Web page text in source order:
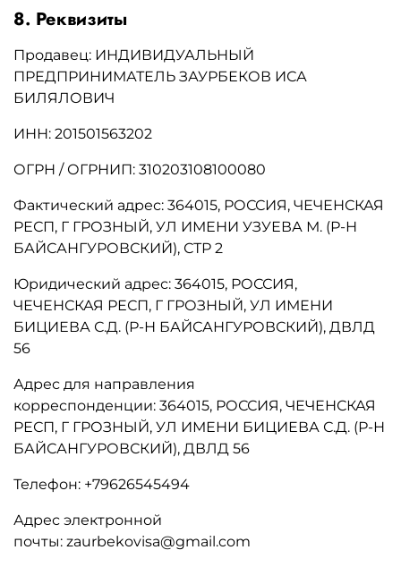
8. Реквизиты
Продавец: ИНДИВИДУАЛЬНЫЙ
ПРЕДПРИНИМАТЕЛЬ ЗАУРБЕКОВ ИСА
БИЛЯЛОВИЧ
ИНН: 201501563202
ОГРН / ОГРНИП: 310203108100080
Фактический адрес: 364015, РОССИЯ, ЧЕЧЕНСКАЯ
РЕСП, Г ГРОЗНЫЙ, УЛ ИМЕНИ УЗУЕВА М. (Р-Н
БАЙСАНГУРОВСКИЙ), СТР 2
Юридический адрес: 364015, РОССИЯ,
ЧЕЧЕНСКАЯ РЕСП, Г ГРОЗНЫЙ, УЛ ИМЕНИ
БИЦИЕВА С.Д. (Р-Н БАЙСАНГУРОВСКИЙ), ДВЛД
56
Адрес для направления
корреспонденции: 364015, РОССИЯ, ЧЕЧЕНСКАЯ
РЕСП, Г ГРОЗНЫЙ, УЛ ИМЕНИ БИЦИЕВА С.Д. (Р-Н
БАЙСАНГУРОВСКИЙ), ДВЛД 56
Телефон: +79626545494
Адрес электронной
почты: zaurbekovisa@gmail.com